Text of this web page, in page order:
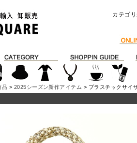
カテゴ
品 > 2025シーズン新作アイテム > プラスチックサイ